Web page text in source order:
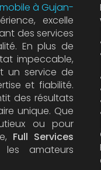
à Gujan-
excelle
des services
En plus de
impeccable,
un service de
et fiabilité.
des résultats
unique. Que
ou pour
Full Services
amateurs